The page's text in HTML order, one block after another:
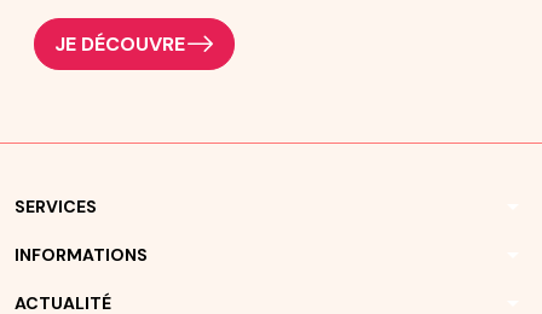
JE DÉCOUVRE
SERVICES
INFORMATIONS
ACTUALITÉ